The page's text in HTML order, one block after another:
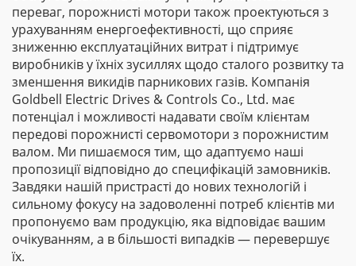
переваг, порожнисті мотори також проектуються з
урахуванням енергоефективності, що сприяє
зниженню експлуатаційних витрат і підтримує
виробників у їхніх зусиллях щодо сталого розвитку та
зменшення викидів парникових газів. Компанія
Goldbell Electric Drives & Controls Co., Ltd. має
потенціал і можливості надавати своїм клієнтам
передові порожнисті сервомотори з порожнистим
валом. Ми пишаємося тим, що адаптуємо наші
пропозиції відповідно до специфікацій замовників.
Завдяки нашій пристрасті до нових технологій і
сильному фокусу на задоволенні потреб клієнтів ми
пропонуємо вам продукцію, яка відповідає вашим
очікуванням, а в більшості випадків — перевершує
їх.